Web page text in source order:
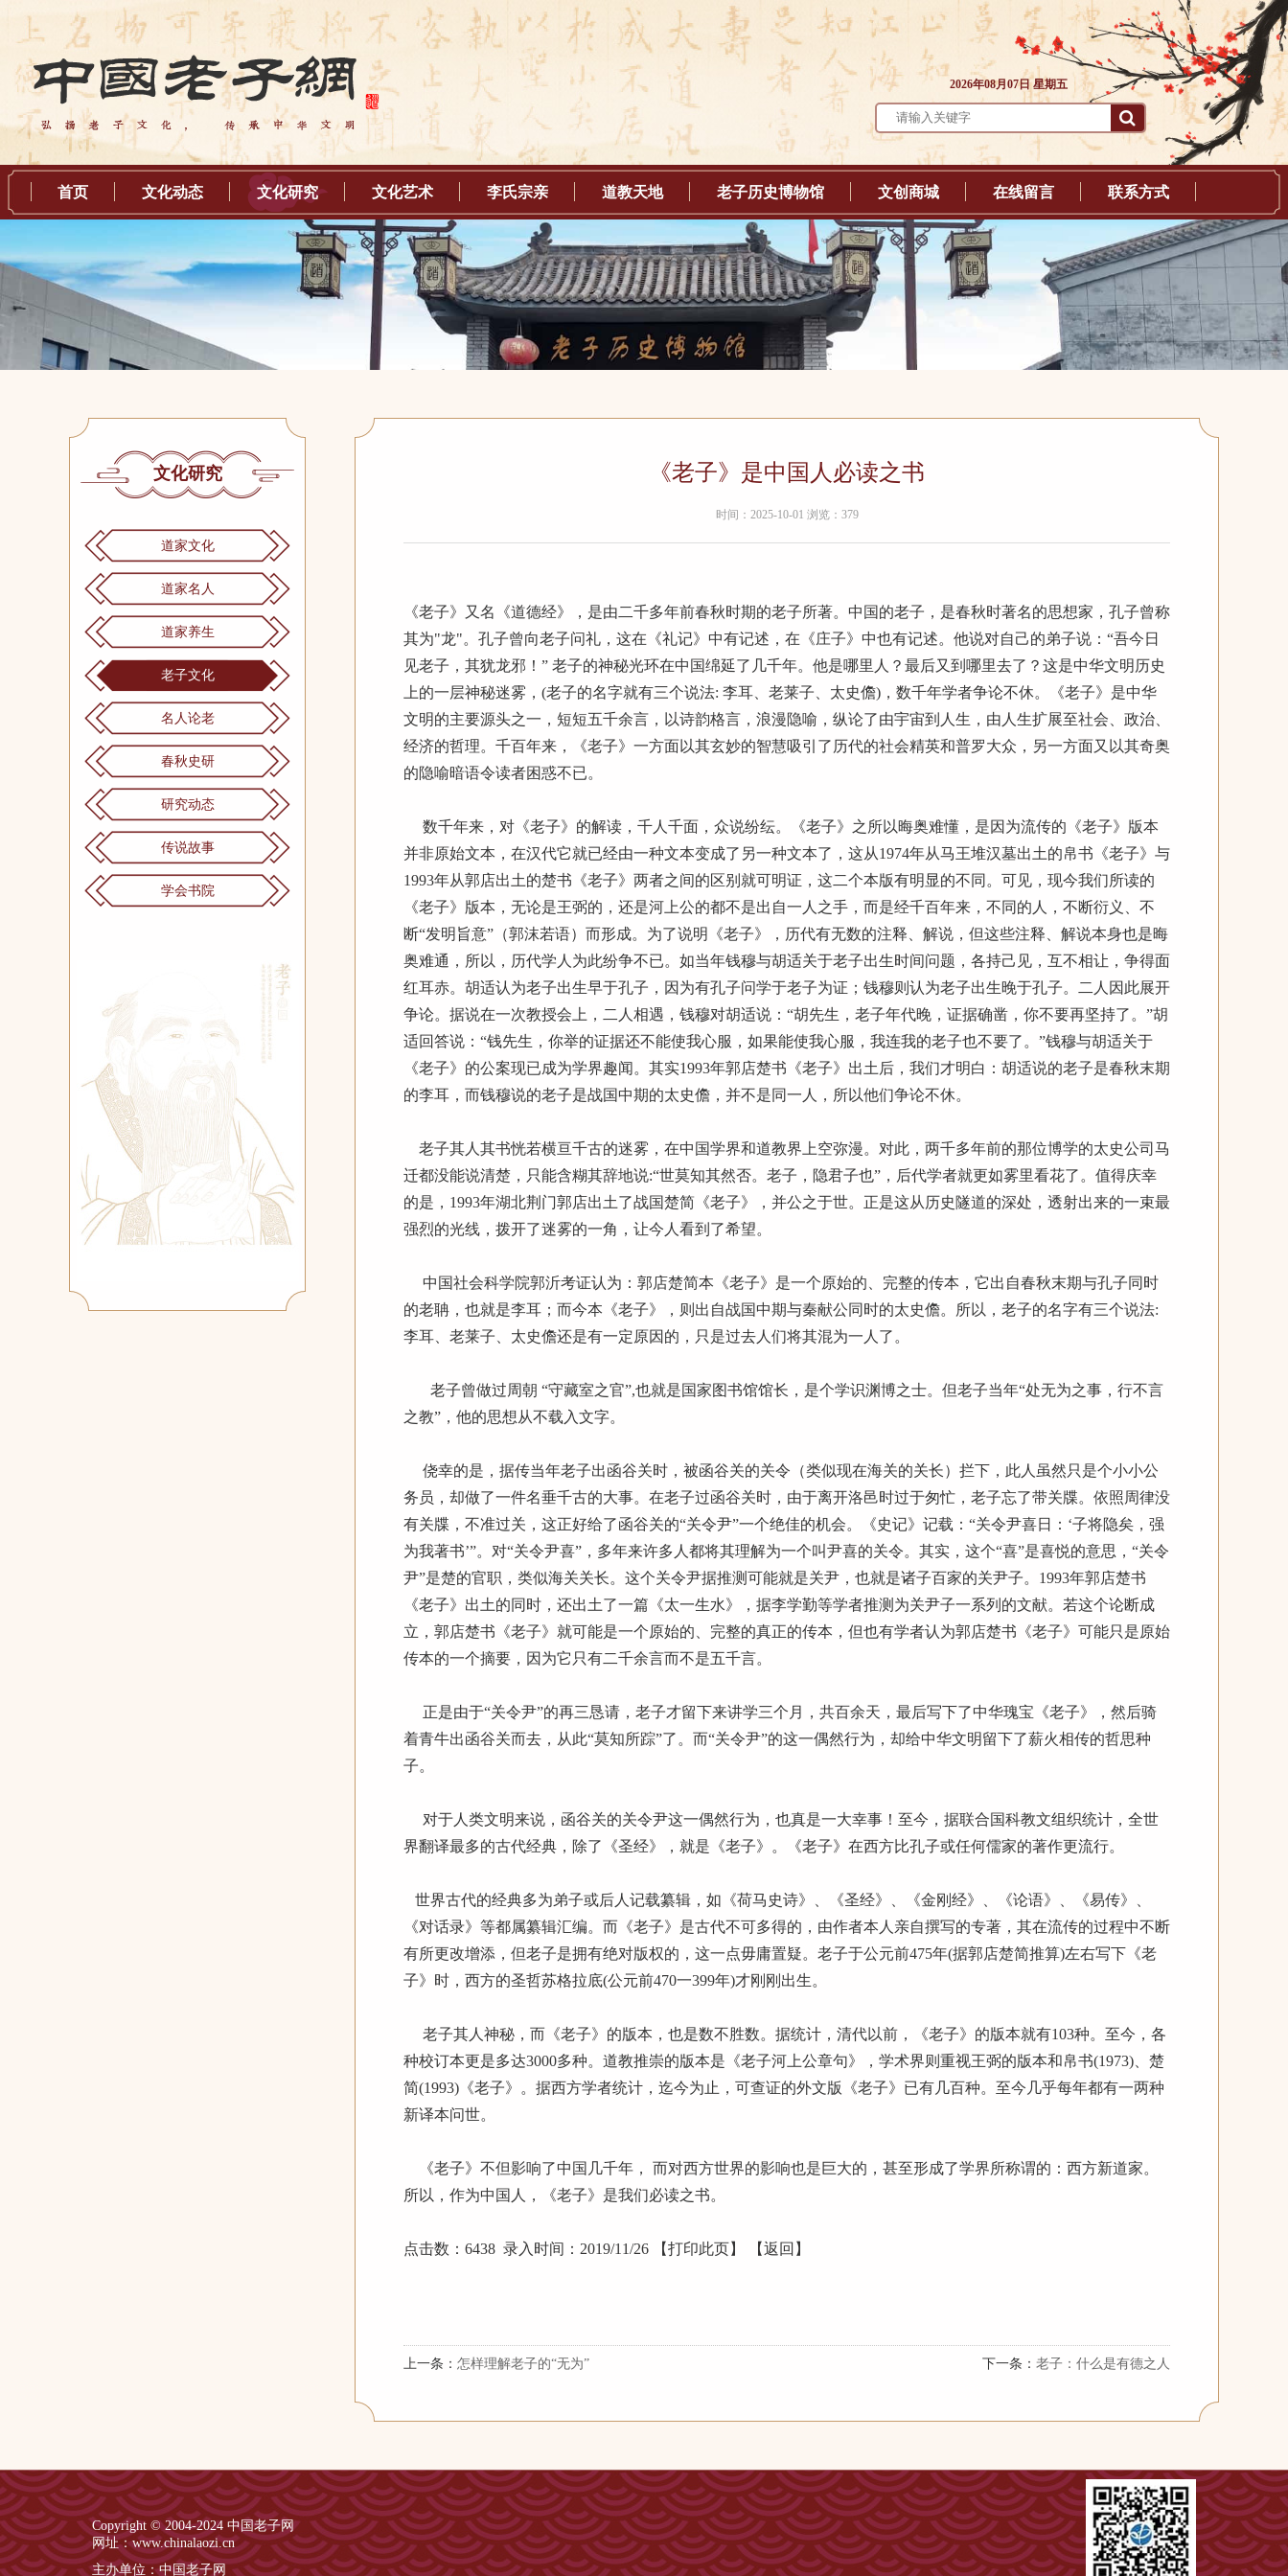
2026年08月07日 星期五
首页 文化动态 文化研究 文化艺术 李氏宗亲 道教天地 老子历史博物馆 文创商城 在线留言 联系方式
文化研究
道家文化
道家名人
道家养生
老子文化
名人论老
春秋史研
研究动态
传说故事
学会书院
《老子》是中国人必读之书
时间：2025-10-01 浏览：379
《老子》又名《道德经》，是由二千多年前春秋时期的老子所著。中国的老子，是春秋时著名的思想家，孔子曾称
其为"龙"。孔子曾向老子问礼，这在《礼记》中有记述，在《庄子》中也有记述。他说对自己的弟子说：“吾今日
见老子，其犹龙邪！” 老子的神秘光环在中国绵延了几千年。他是哪里人？最后又到哪里去了？这是中华文明历史
上的一层神秘迷雾，(老子的名字就有三个说法: 李耳、老莱子、太史儋)，数千年学者争论不休。《老子》是中华
文明的主要源头之一，短短五千余言，以诗韵格言，浪漫隐喻，纵论了由宇宙到人生，由人生扩展至社会、政治、
经济的哲理。千百年来，《老子》一方面以其玄妙的智慧吸引了历代的社会精英和普罗大众，另一方面又以其奇奥
的隐喻暗语令读者困惑不已。
数千年来，对《老子》的解读，千人千面，众说纷纭。《老子》之所以晦奥难懂，是因为流传的《老子》版本
并非原始文本，在汉代它就已经由一种文本变成了另一种文本了，这从1974年从马王堆汉墓出土的帛书《老子》与
1993年从郭店出土的楚书《老子》两者之间的区别就可明证，这二个本版有明显的不同。可见，现今我们所读的
《老子》版本，无论是王弼的，还是河上公的都不是出自一人之手，而是经千百年来，不同的人，不断衍义、不
断“发明旨意”（郭沫若语）而形成。为了说明《老子》，历代有无数的注释、解说，但这些注释、解说本身也是晦
奥难通，所以，历代学人为此纷争不已。如当年钱穆与胡适关于老子出生时间问题，各持己见，互不相让，争得面
红耳赤。胡适认为老子出生早于孔子，因为有孔子问学于老子为证；钱穆则认为老子出生晚于孔子。二人因此展开
争论。据说在一次教授会上，二人相遇，钱穆对胡适说：“胡先生，老子年代晚，证据确凿，你不要再坚持了。”胡
适回答说：“钱先生，你举的证据还不能使我心服，如果能使我心服，我连我的老子也不要了。”钱穆与胡适关于
《老子》的公案现已成为学界趣闻。其实1993年郭店楚书《老子》出土后，我们才明白：胡适说的老子是春秋末期
的李耳，而钱穆说的老子是战国中期的太史儋，并不是同一人，所以他们争论不休。
老子其人其书恍若横亘千古的迷雾，在中国学界和道教界上空弥漫。对此，两千多年前的那位博学的太史公司马
迁都没能说清楚，只能含糊其辞地说:“世莫知其然否。老子，隐君子也”，后代学者就更如雾里看花了。值得庆幸
的是，1993年湖北荆门郭店出土了战国楚简《老子》，并公之于世。正是这从历史隧道的深处，透射出来的一束最
强烈的光线，拨开了迷雾的一角，让今人看到了希望。
中国社会科学院郭沂考证认为：郭店楚简本《老子》是一个原始的、完整的传本，它出自春秋末期与孔子同时
的老聃，也就是李耳；而今本《老子》，则出自战国中期与秦献公同时的太史儋。所以，老子的名字有三个说法:
李耳、老莱子、太史儋还是有一定原因的，只是过去人们将其混为一人了。
老子曾做过周朝 “守藏室之官”,也就是国家图书馆馆长，是个学识渊博之士。但老子当年“处无为之事，行不言
之教”，他的思想从不载入文字。
侥幸的是，据传当年老子出函谷关时，被函谷关的关令（类似现在海关的关长）拦下，此人虽然只是个小小公
务员，却做了一件名垂千古的大事。在老子过函谷关时，由于离开洛邑时过于匆忙，老子忘了带关牒。依照周律没
有关牒，不准过关，这正好给了函谷关的“关令尹”一个绝佳的机会。《史记》记载：“关令尹喜日：‘子将隐矣，强
为我著书’”。对“关令尹喜”，多年来许多人都将其理解为一个叫尹喜的关令。其实，这个“喜”是喜悦的意思，“关令
尹”是楚的官职，类似海关关长。这个关令尹据推测可能就是关尹，也就是诸子百家的关尹子。1993年郭店楚书
《老子》出土的同时，还出土了一篇《太一生水》，据李学勤等学者推测为关尹子一系列的文献。若这个论断成
立，郭店楚书《老子》就可能是一个原始的、完整的真正的传本，但也有学者认为郭店楚书《老子》可能只是原始
传本的一个摘要，因为它只有二千余言而不是五千言。
正是由于“关令尹”的再三恳请，老子才留下来讲学三个月，共百余天，最后写下了中华瑰宝《老子》，然后骑
着青牛出函谷关而去，从此“莫知所踪”了。而“关令尹”的这一偶然行为，却给中华文明留下了薪火相传的哲思种
子。
对于人类文明来说，函谷关的关令尹这一偶然行为，也真是一大幸事！至今，据联合国科教文组织统计，全世
界翻译最多的古代经典，除了《圣经》，就是《老子》。《老子》在西方比孔子或任何儒家的著作更流行。
世界古代的经典多为弟子或后人记载纂辑，如《荷马史诗》、《圣经》、《金刚经》、《论语》、《易传》、
《对话录》等都属纂辑汇编。而《老子》是古代不可多得的，由作者本人亲自撰写的专著，其在流传的过程中不断
有所更改增添，但老子是拥有绝对版权的，这一点毋庸置疑。老子于公元前475年(据郭店楚简推算)左右写下《老
子》时，西方的圣哲苏格拉底(公元前470一399年)才刚刚出生。
老子其人神秘，而《老子》的版本，也是数不胜数。据统计，清代以前，《老子》的版本就有103种。至今，各
种校订本更是多达3000多种。道教推崇的版本是《老子河上公章句》，学术界则重视王弼的版本和帛书(1973)、楚
简(1993)《老子》。据西方学者统计，迄今为止，可查证的外文版《老子》已有几百种。至今几乎每年都有一两种
新译本问世。
《老子》不但影响了中国几千年， 而对西方世界的影响也是巨大的，甚至形成了学界所称谓的：西方新道家。
所以，作为中国人，《老子》是我们必读之书。
点击数：6438 录入时间：2019/11/26 【打印此页】 【返回】
上一条： 怎样理解老子的“无为” 下一条： 老子：什么是有德之人
Copyright © 2004-2024 中国老子网
网址：www.chinalaozi.cn
主办单位：中国老子网